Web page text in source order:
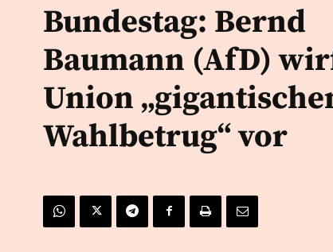
Bundestag: Bernd
Baumann (AfD)
Union
Wahlbetrug“ vor